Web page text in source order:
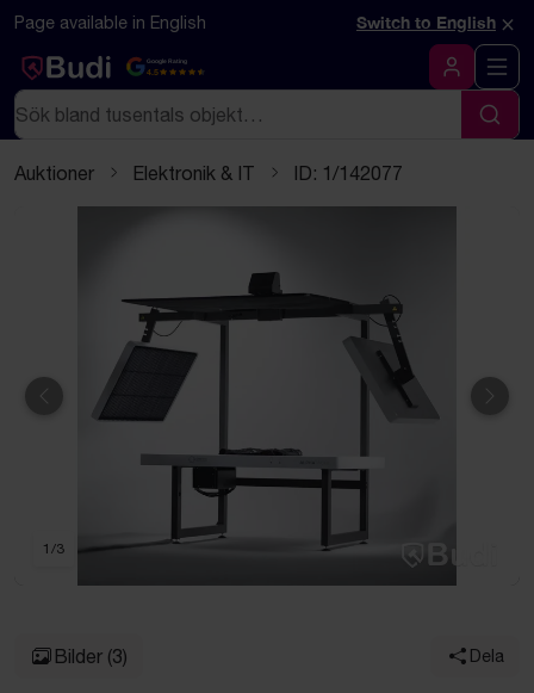
Hoppa till innehåll
Textbaserad (markdown) version av denna sida
Page available in English Switch to English ×
Google Rating
4.5
Logga in
Sök
Sök
Auktioner Elektronik & IT ID: 1/142077
Föregående
1 /3
Bilder (3) Dela